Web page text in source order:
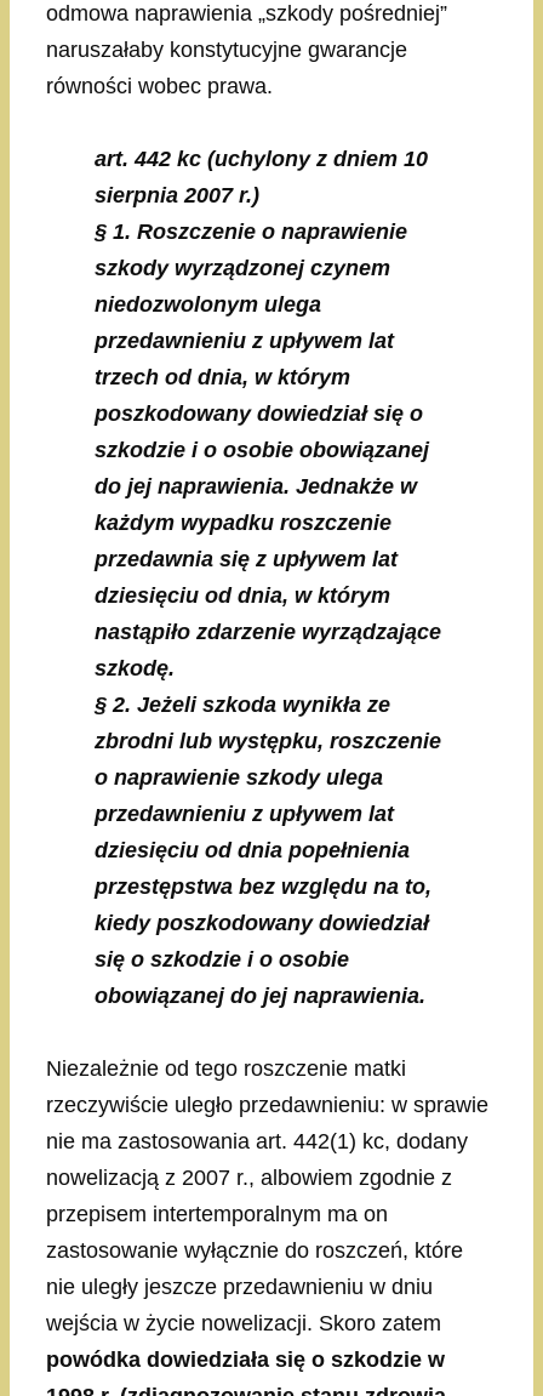
odmowa naprawienia „szkody pośredniej”
naruszałaby konstytucyjne gwarancje
równości wobec prawa.
art. 442 kc (uchylony z dniem 10
sierpnia 2007 r.)
§ 1. Roszczenie o naprawienie
szkody wyrządzonej czynem
niedozwolonym ulega
przedawnieniu z upływem lat
trzech od dnia, w którym
poszkodowany dowiedział się o
szkodzie i o osobie obowiązanej
do jej naprawienia. Jednakże w
każdym wypadku roszczenie
przedawnia się z upływem lat
dziesięciu od dnia, w którym
nastąpiło zdarzenie wyrządzające
szkodę.
§ 2. Jeżeli szkoda wynikła ze
zbrodni lub występku, roszczenie
o naprawienie szkody ulega
przedawnieniu z upływem lat
dziesięciu od dnia popełnienia
przestępstwa bez względu na to,
kiedy poszkodowany dowiedział
się o szkodzie i o osobie
obowiązanej do jej naprawienia.
Niezależnie od tego roszczenie matki
rzeczywiście uległo przedawnieniu: w sprawie
nie ma zastosowania art. 442(1) kc, dodany
nowelizacją z 2007 r., albowiem zgodnie z
przepisem intertemporalnym ma on
zastosowanie wyłącznie do roszczeń, które
nie uległy jeszcze przedawnieniu w dniu
wejścia w życie nowelizacji. Skoro zatem
powódka dowiedziała się o szkodzie w